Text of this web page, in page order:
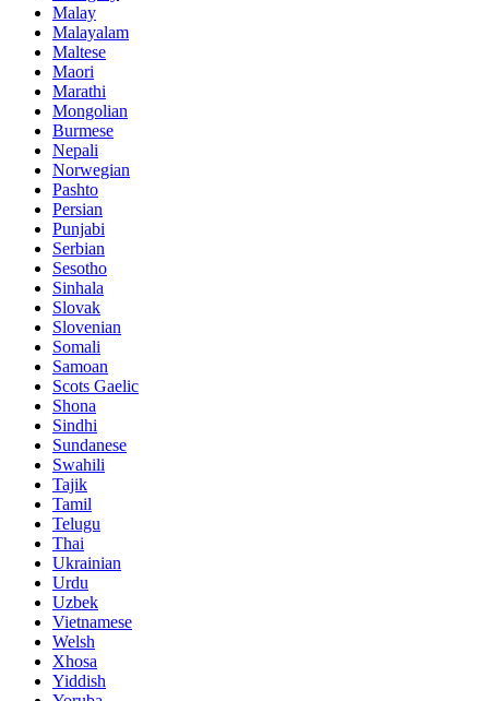
Malay
Malayalam
Maltese
Maori
Marathi
Mongolian
Burmese
Nepali
Norwegian
Pashto
Persian
Punjabi
Serbian
Sesotho
Sinhala
Slovak
Slovenian
Somali
Samoan
Scots Gaelic
Shona
Sindhi
Sundanese
Swahili
Tajik
Tamil
Telugu
Thai
Ukrainian
Urdu
Uzbek
Vietnamese
Welsh
Xhosa
Yiddish